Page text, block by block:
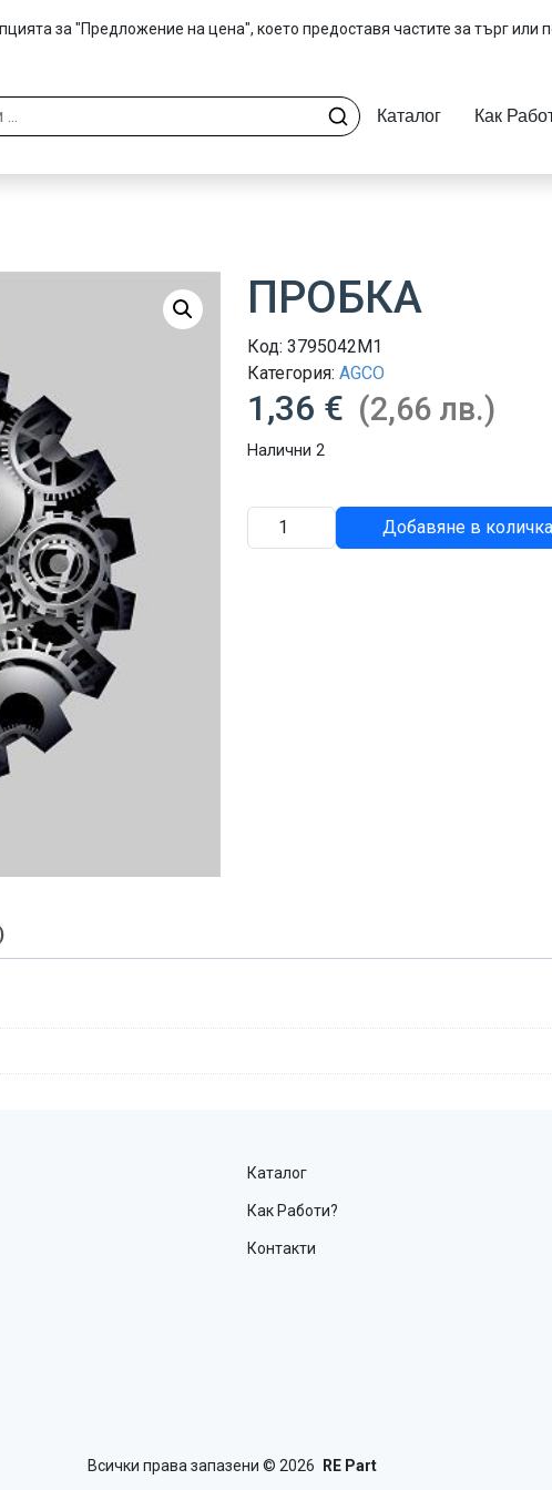
за "Предложение на цена", което предоставя частите за търг или
Каталог Как
ПРОБКА
Код: 3795042M1
Категория: AGCO
1,36 € (2,66 лв.)
Налични 2
количество
за
Добавяне в
Каталог
Как Работи?
Контакти
Всички права запазени © 2026 RE Part